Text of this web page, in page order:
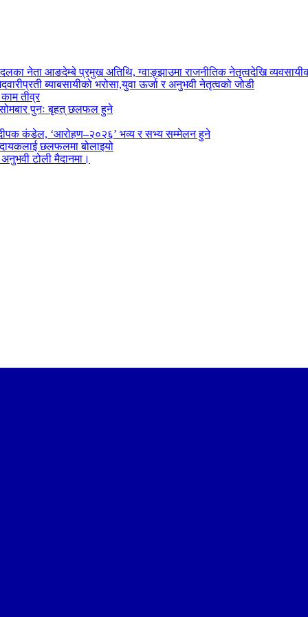
नेता आङदेम्बे प्रमुख अतिथि, ग्वाङ्झाउमा राजनीतिक नेतृत्वदेखि
ब्याबसायीको भरोसा,युवा ऊर्जा र अनुभवी नेतृत्वको जोडी
तीव्र
पुनः बृहत् छलफल हुने
कंडेल, ‘आरोहण–२०२६’ भव्य र सभ्य सम्मेलन हुने
छलफलमा बोलाइयो
टोली मैदानमा।